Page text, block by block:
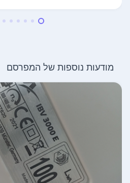
מודעות נוספות של המפרסם